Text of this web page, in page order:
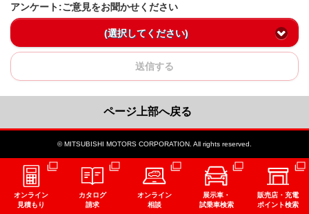
アンケート:ご意見をお聞かせください
(選択してください)
送信する
ページ上部へ戻る
© MITSUBISHI MOTORS CORPORATION. All rights reserved.
オンライン
見積もり
カタログ
請求
オンライン
相談
展示車・
試乗車検索
販売店・充電
ポイント検索